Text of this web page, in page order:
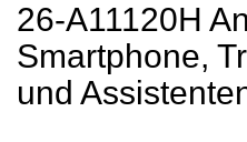
26-A11120H
Smartphone,
und